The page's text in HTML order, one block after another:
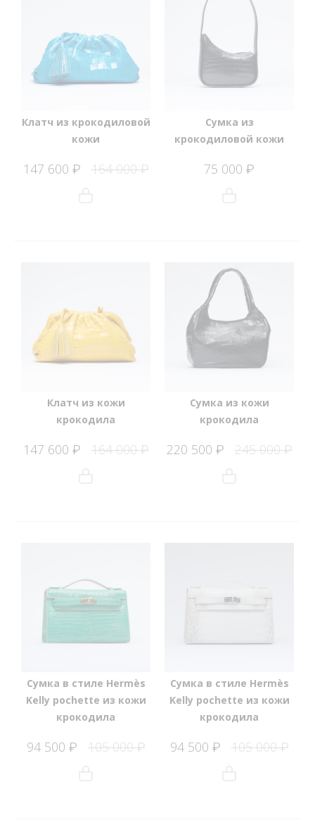
Клатч из крокодиловой
кожи
147 600 ₽ 164 000₽
Сумка из
крокодиловой кожи
75 000 ₽
Клатч из кожи
крокодила
147 600 ₽ 164 000₽
Сумка из кожи
крокодила
220 500 ₽ 245 000₽
Сумка в стиле Hermès
Kelly pochette из кожи
крокодила
94 500 ₽ 105 000₽
Сумка в стиле Hermès
Kelly pochette из кожи
крокодила
94 500 ₽ 105 000₽